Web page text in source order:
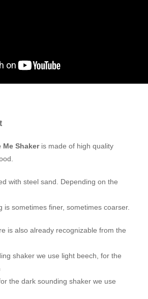
Me Shakeris made of high quality
with steel sand. Depending on the
is sometimes finer, sometimes coarser.
is also already recognizable from the
shaker we use light beech, for the
the dark sounding shaker we use